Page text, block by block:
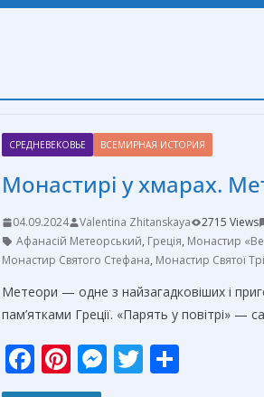
СРЕДНЕВЕКОВЬЕ ВСЕМИРНАЯ ИСТОРИЯ
Монастирі у хмарах.
04.09.2024 Valentina Zhitanskaya 2715 Views
Афанасій Метеорський, Греція, Монастир
Монастир Святого Стефана, Монастир Святої
Метеори — одне з найзагадковіших і
пам’ятками Греції. «Парять у повітрі» —
F
ac
Pi
nt
M T